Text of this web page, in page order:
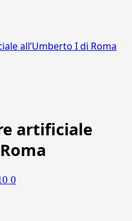
all’Umberto I di Roma
artificiale
0